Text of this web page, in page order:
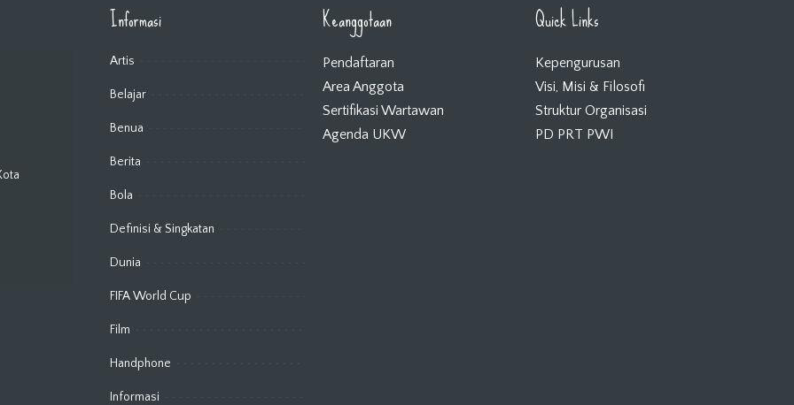
Informasi
Artis
Belajar
Benua
Berita
Bola
Definisi & Singkatan
Dunia
FIFA World Cup
Film
Handphone
Informasi
Keanggotaan
Pendaftaran
Area Anggota
Sertifikasi Wartawan
Agenda UKW
Quick Links
Kepengurusan
Visi, Misi & Filosofi
Struktur Organisasi
PD PRT PWI